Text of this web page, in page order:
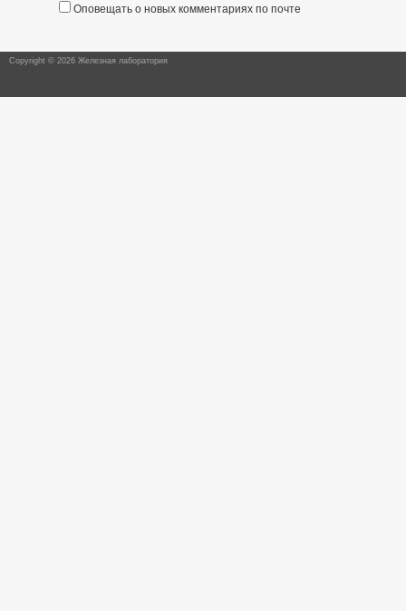
Оповещать о новых комментариях по почте
Copyright © 2026 Железная лаборатория